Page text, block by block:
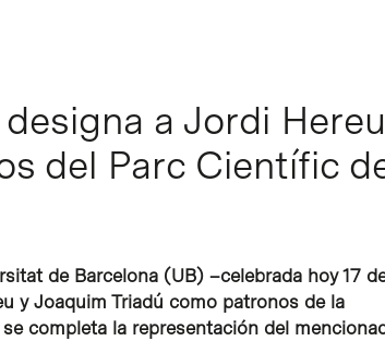
a Jordi Hereu
del Parc Científic
de Barcelona (UB) –celebrada hoy 17
y Joaquim Triadú como patronos de la
completa la representación del